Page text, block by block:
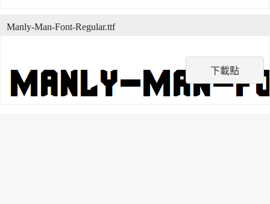
下載點
Manly-Man-Font-Regular.ttf